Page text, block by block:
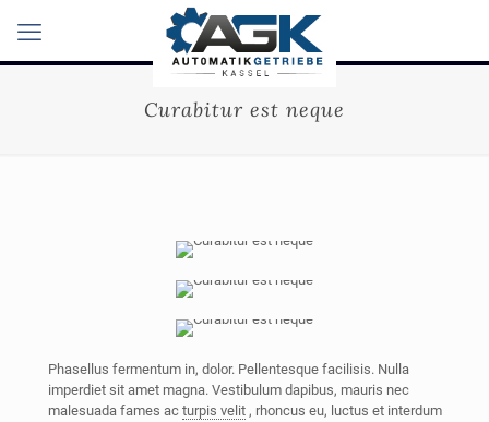
Curabitur est neque
Phasellus fermentum in, dolor. Pellentesque facilisis. Nulla
imperdiet sit amet magna. Vestibulum dapibus, mauris nec
malesuada fames acturpis velit , rhoncus eu, luctus et interdum